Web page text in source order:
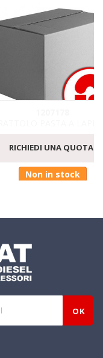
RICHIEDI UNA
Non in stock